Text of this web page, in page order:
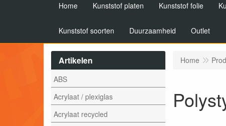
Home Kunststof platen Kunststof folie
Kunststof soorten Duurzaamheid Outlet
Artikelen
ABS
Acrylaat / plexiglas
Acrylaat recycled
Home